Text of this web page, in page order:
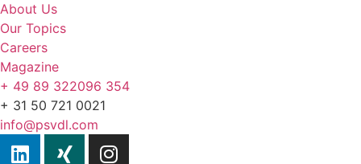
About Us
Our Topics
Careers
Magazine
+ 49 89 322096 354
+ 31 50 721 0021
info@psvdl.com